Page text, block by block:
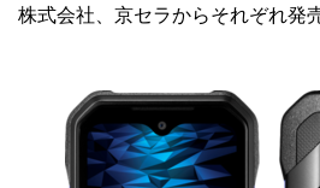
株式会社、京セラからそれぞれ発